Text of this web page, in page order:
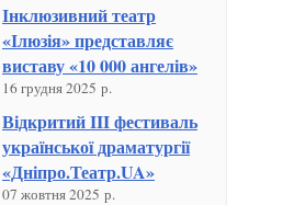
Інклюзивний театр
«Ілюзія» представляє
виставу «10 000 ангелів»
16 грудня 2025 р.
Відкритий III фестиваль
української драматургії
«Дніпро.Театр.UA»
07 жовтня 2025 р.